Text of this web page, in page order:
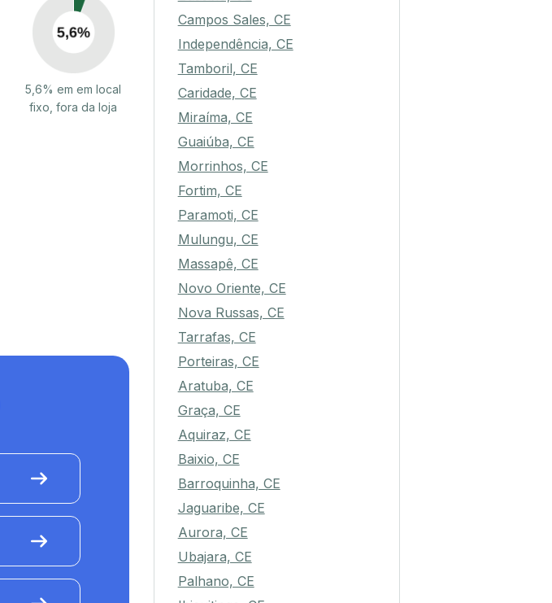
5,6% em em local
fixo, fora da loja
Campos Sales, CE
Independência, CE
Tamboril, CE
Caridade, CE
Miraíma, CE
Guaiúba, CE
Morrinhos, CE
Fortim, CE
Paramoti, CE
Mulungu, CE
Massapê, CE
Novo Oriente, CE
Nova Russas, CE
Tarrafas, CE
Porteiras, CE
Aratuba, CE
Graça, CE
Aquiraz, CE
Baixio, CE
Barroquinha, CE
Jaguaribe, CE
Aurora, CE
Ubajara, CE
Palhano, CE